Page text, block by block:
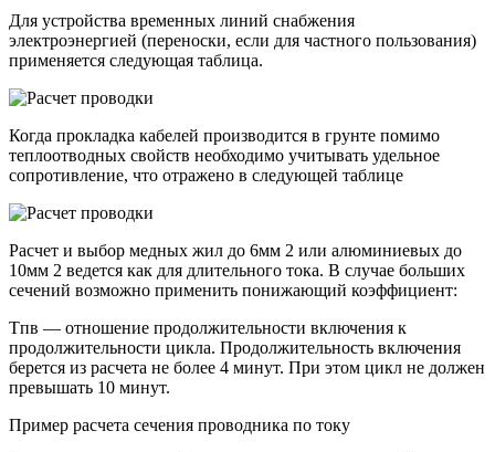
Для устройства временных линий снабжения
электроэнергией (переноски, если для частного пользования)
применяется следующая таблица.
Когда прокладка кабелей производится в грунте помимо
теплоотводных свойств необходимо учитывать удельное
сопротивление, что отражено в следующей таблице
Расчет и выбор медных жил до 6мм 2 или алюминиевых до
10мм 2 ведется как для длительного тока. В случае больших
сечений возможно применить понижающий коэффициент:
Tпв — отношение продолжительности включения к
продолжительности цикла. Продолжительность включения
берется из расчета не более 4 минут. При этом цикл не должен
превышать 10 минут.
Пример расчета сечения проводника по току